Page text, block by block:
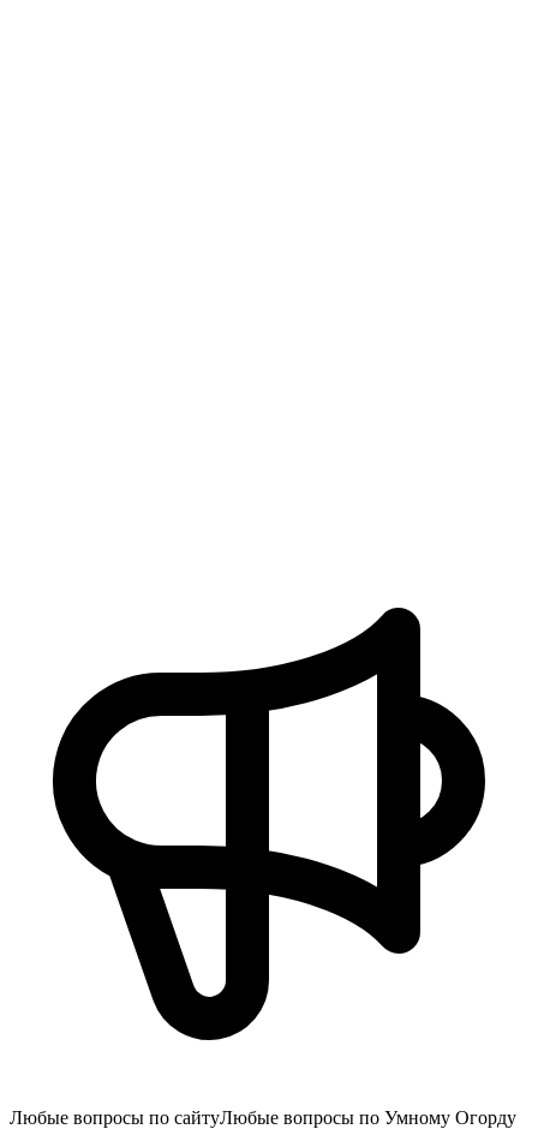
Любые вопросы по сайтуЛюбые вопросы по Умному Огорду